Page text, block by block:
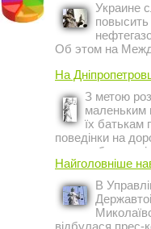
Украине
Об этом на
инвестиционном
Киеве заявил
представитель
Украине Жером
На
З метою
маленьким
їх батькам
поведінки на
пору доби,
профілактичної
ДАІ з
Кривий Ріг
Найголовніше
В
відбулася прес-